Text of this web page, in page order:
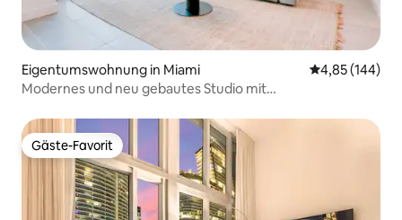
Eigentumswohnung in Miami
4,85 (144)
Modernes und neu gebautes Studio mit
Gäste-Favorit
Gäste-Favorit